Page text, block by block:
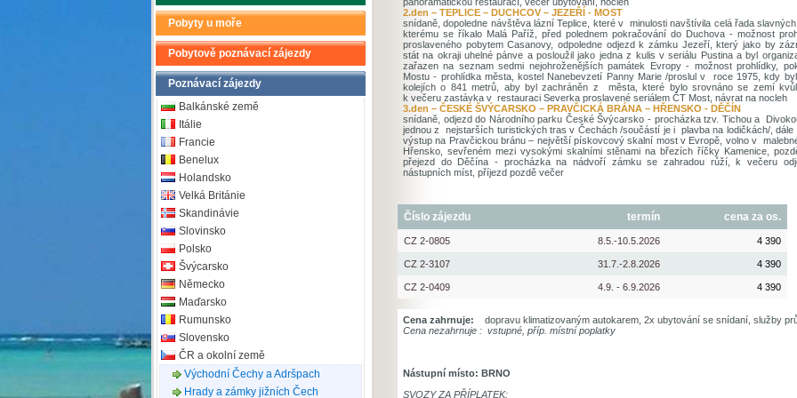
Pobyty u moře
Pobytově poznávací zájezdy
Poznávací zájezdy
Balkánské země
Itálie
Francie
Benelux
Holandsko
Velká Británie
Skandinávie
Slovinsko
Polsko
Švýcarsko
Německo
Maďarsko
Rumunsko
Slovensko
ČR a okolní země
Východní Čechy a Adršpach
Hrady a zámky jižních Čech
2.den – TEPLICE – DUCHCOV – JEZEŘÍ - MOST
snídaně, dopoledne návštěva lázní Teplice, které v minulosti navštívila celá řada
kterému se říkalo Malá Paříž, před polednem pokračování do Duchova - možnost
proslaveného pobytem Casanovy, odpoledne odjezd k zámku Jezeří, který jako by
stát na okraji uhelné pánve a posloužil jako jedna z kulis v seriálu Pustina a byl
zařazen na seznam sedmi nejohroženějších památek Evropy - možnost prohlídky,
Mostu - prohlídka města, kostel Nanebevzetí Panny Marie /proslul v roce 1975, kdy
kolejích o 841 metrů, aby byl zachráněn z města, které bylo srovnáno se zemí
k večeru zastávka v restauraci Severka proslavené seriálem ČT Most, návrat na nocleh
3.den – ČESKÉ ŠVÝCARSKO – PRAVČICKÁ BRÁNA – HŘENSKO - DĚČÍN
snídaně, odjezd do Národního parku České Švýcarsko - procházka tzv. Tichou a
jednou z nejstarších turistických tras v Čechách /součástí je i plavba na lodičkách/, dále
výstup na Pravčickou bránu – největší pískovcový skalní most v Evropě, volno v
Hřensko, sevřeném mezi vysokými skalními stěnami na březích říčky Kamenice,
přejezd do Děčína - procházka na nádvoří zámku se zahradou růží, k večeru
nástupních míst, příjezd pozdě večer
Číslo zájezdu termín cena za os.
CZ 2-0805 8.5.-10.5.2026 4 390
CZ 2-3107 31.7.-2.8.2026 4 390
CZ 2-0409 4.9. - 6.9.2026 4 390
Cena zahrnuje: dopravu klimatizovaným autokarem, 2x ubytování se snídaní, služby
Cena nezahrnuje : vstupné, příp. místní poplatky
Nástupní místo: BRNO
SVOZY ZA PŘÍPLATEK: